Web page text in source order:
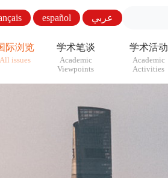
español عربي
际浏览
All issues
学术笔谈
Academic
Viewpoints
学术活动
Academic
Activities